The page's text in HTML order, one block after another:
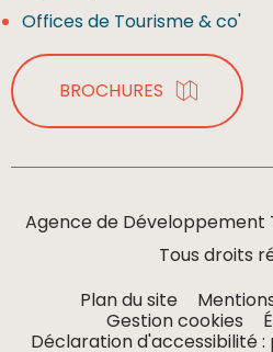
Offices de Tourisme & co'
BROCHURES
Agence de Développement
Tous droits
Plan du site
Gestion cookies
Déclaration d'accessibilité